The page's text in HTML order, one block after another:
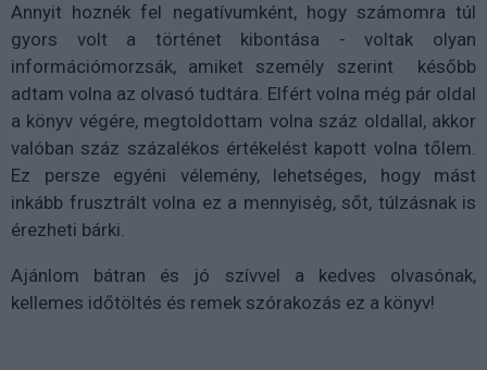
Annyit hoznék fel negatívumként, hogy számomra túl
gyors volt a történet kibontása - voltak olyan
információmorzsák, amiket személy szerint később
adtam volna az olvasó tudtára. Elfért volna még pár oldal
a könyv végére, megtoldottam volna száz oldallal, akkor
valóban száz százalékos értékelést kapott volna tőlem.
Ez persze egyéni vélemény, lehetséges, hogy mást
inkább frusztrált volna ez a mennyiség, sőt, túlzásnak is
érezheti bárki.
Ajánlom bátran és jó szívvel a kedves olvasónak,
kellemes időtöltés és remek szórakozás ez a könyv!